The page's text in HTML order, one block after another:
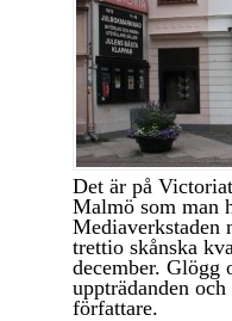
Det är på
Malmö som man
Mediaverkstaden
trettio skånska
december. Glögg
uppträdanden
författare.